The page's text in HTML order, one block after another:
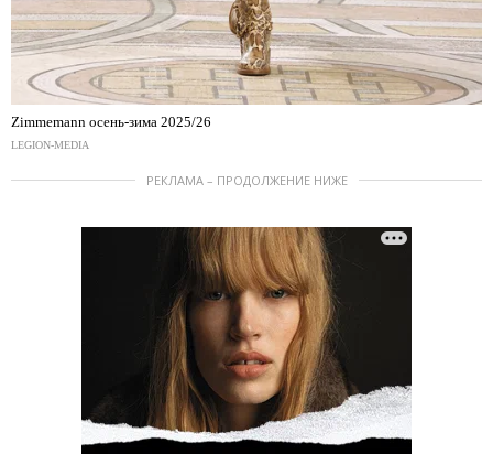
Zimmemann осень-зима 2025/26
LEGION-MEDIA
РЕКЛАМА – ПРОДОЛЖЕНИЕ НИЖЕ